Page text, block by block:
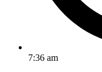
7:36 am